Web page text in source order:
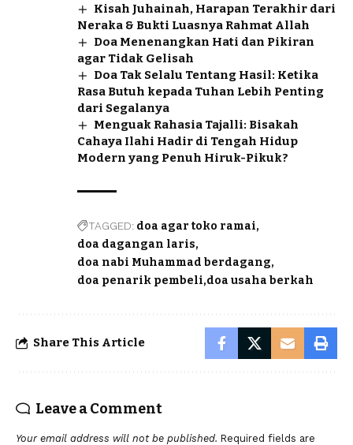
Kisah Juhainah, Harapan Terakhir dari
Neraka & Bukti Luasnya Rahmat Allah
Doa Menenangkan Hati dan Pikiran
agar Tidak Gelisah
Doa Tak Selalu Tentang Hasil: Ketika
Rasa Butuh kepada Tuhan Lebih Penting
dari Segalanya
Menguak Rahasia Tajalli: Bisakah
Cahaya Ilahi Hadir di Tengah Hidup
Modern yang Penuh Hiruk-Pikuk?
TAGGED: doa agar toko ramai
doa dagangan laris
doa nabi Muhammad berdagang
doa penarik pembeli doa usaha berkah
Share This Article
Leave a Comment
Your email address will not be published. Required fields are